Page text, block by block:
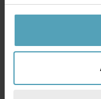
579 kr